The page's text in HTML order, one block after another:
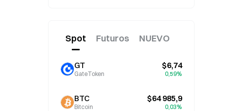
cierre.
Spot Futuros NUEVO
GT
GateToken
$6,74
0,59%
BTC
Bitcoin
$64 985,9
0,03%